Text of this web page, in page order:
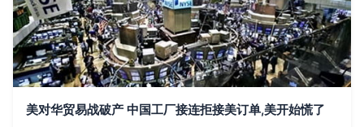
美对华贸易战破产 中国工厂接连拒接美订单,美开始慌了